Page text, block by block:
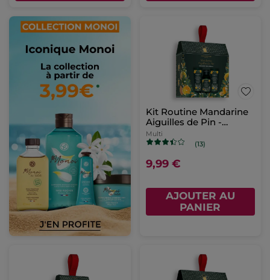
Kit Routine Mandarine
Aiguilles de Pin -
Edition limitée
Multi
(13)
9,99 €
AJOUTER AU
PANIER